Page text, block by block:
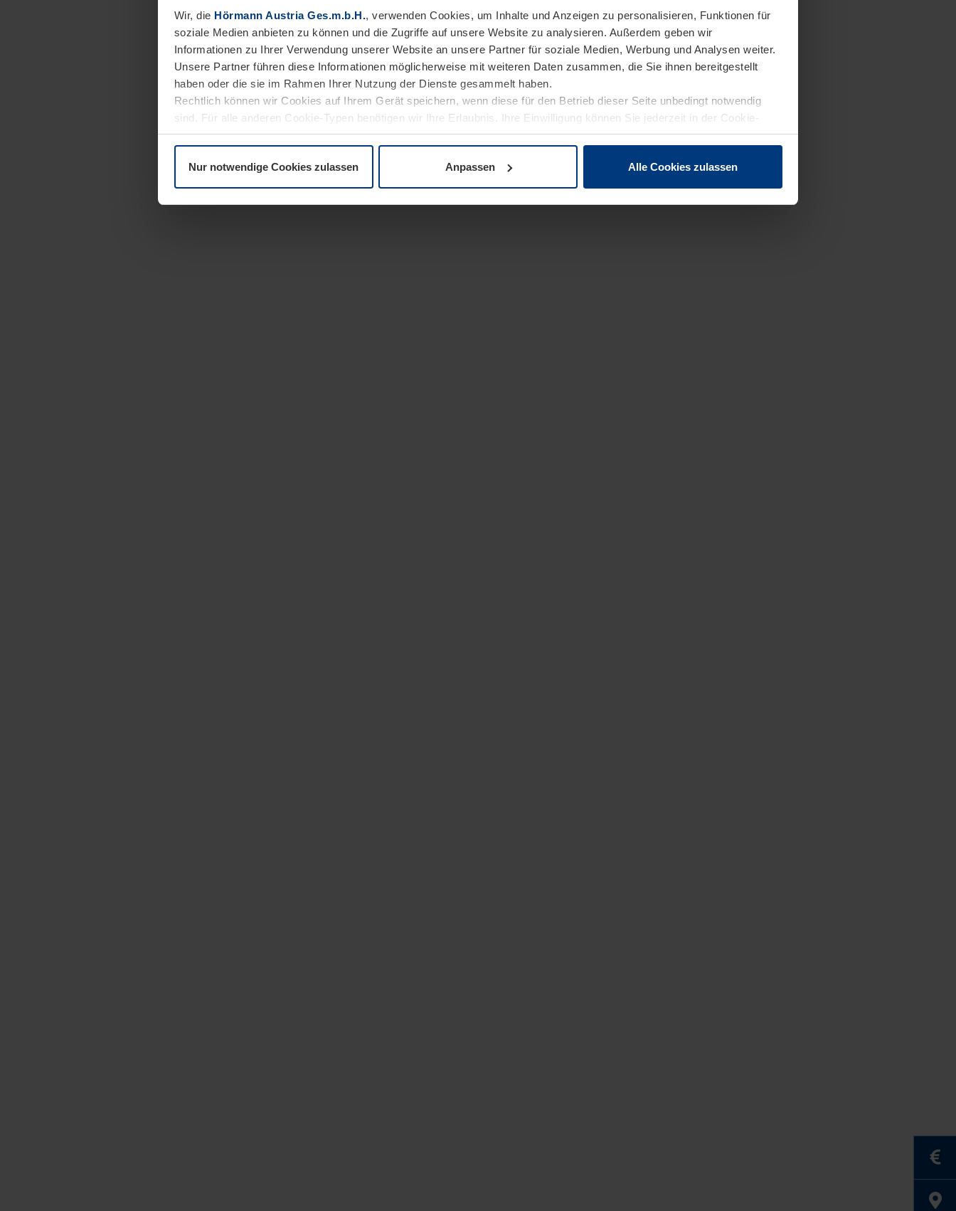
Wir, die Hörmann Austria Ges.m.b.H., verwenden Cookies, um Inhalte und Anzeigen zu personalisieren, Funktionen für
soziale Medien anbieten zu können und die Zugriffe auf unsere Website zu analysieren. Außerdem geben wir
Informationen zu Ihrer Verwendung unserer Website an unsere Partner für soziale Medien, Werbung und Analysen weiter.
Unsere Partner führen diese Informationen möglicherweise mit weiteren Daten zusammen, die Sie ihnen bereitgestellt
haben oder die sie im Rahmen Ihrer Nutzung der Dienste gesammelt haben.
Rechtlich können wir Cookies auf Ihrem Gerät speichern, wenn diese für den Betrieb dieser Seite unbedingt notwendig
sind. Für alle anderen Cookie-Typen benötigen wir Ihre Erlaubnis. Ihre Einwilligung können Sie jederzeit in der Cookie-
Erläuterung auf der SeiteDatenschutzerklärungunserer Website ändern oder widerrufen.
Nur notwendige Cookies zulassen Anpassen Alle Cookies zulassen